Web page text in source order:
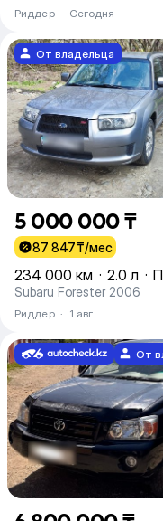
Риддер · Сегодня
От владельца
5 000 000 ₸
87 847₸/мес
234 000 км · 2.0 л ·
Subaru Forester 2006
Риддер · 1 авг
От